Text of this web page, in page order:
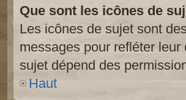
Que sont les icônes de
Les icônes de sujet sont
messages pour refléter
sujet dépend des
Haut